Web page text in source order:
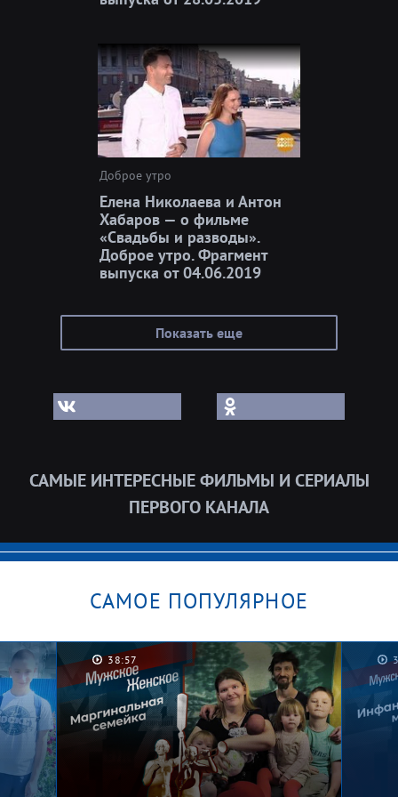
Доброе утро
Елена Николаева и Антон
Хабаров — о фильме
«Свадьбы и разводы».
Доброе утро. Фрагмент
выпуска от 04.06.2019
Показать еще
САМЫЕ ИНТЕРЕСНЫЕ ФИЛЬМЫ И СЕРИАЛЫ
ПЕРВОГО КАНАЛА
САМОЕ ПОПУЛЯРНОЕ
38:57